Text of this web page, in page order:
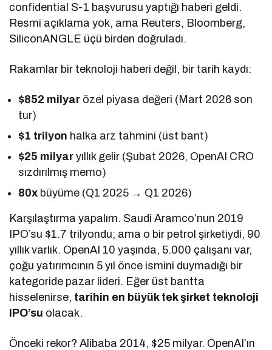
confidential S-1 başvurusu yaptığı haberi geldi.
Resmi açıklama yok, ama Reuters, Bloomberg,
SiliconANGLE üçü birden doğruladı.
Rakamlar bir teknoloji haberi değil, bir tarih kaydı:
$852 milyar özel piyasa değeri (Mart 2026 son
tur)
$1 trilyon halka arz tahmini (üst bant)
$25 milyar yıllık gelir (Şubat 2026, OpenAI CRO
sızdırılmış memo)
80x büyüme (Q1 2025 → Q1 2026)
Karşılaştırma yapalım. Saudi Aramco’nun 2019
IPO’su $1.7 trilyondu; ama o bir petrol şirketiydi, 90
yıllık varlık. OpenAI 10 yaşında, 5.000 çalışanı var,
çoğu yatırımcının 5 yıl önce ismini duymadığı bir
kategoride pazar lideri. Eğer üst bantta
hisselenirse, tarihin en büyük tek şirket teknoloji
IPO’su olacak.
Önceki rekor? Alibaba 2014, $25 milyar. OpenAI’ın